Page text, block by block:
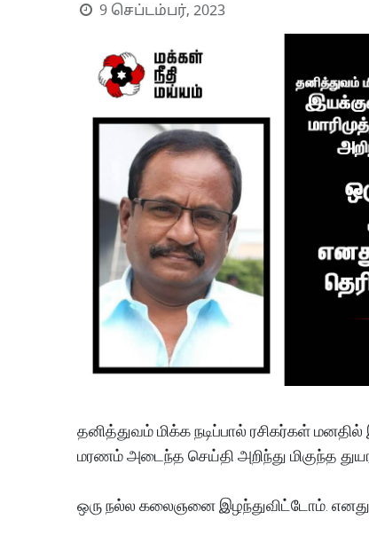
9 செப்டம்பர், 2023
​தனித்துவம் மிக்க நடிப்பால் ரசிகர்கள்
மரணம் அடைந்த செய்தி அறிந்து மிகுந்த
ஒரு நல்ல கலைஞனை இழந்துவிட்டோம்.